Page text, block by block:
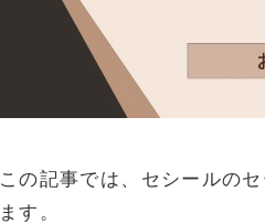
この記事では、セシールの
ます。